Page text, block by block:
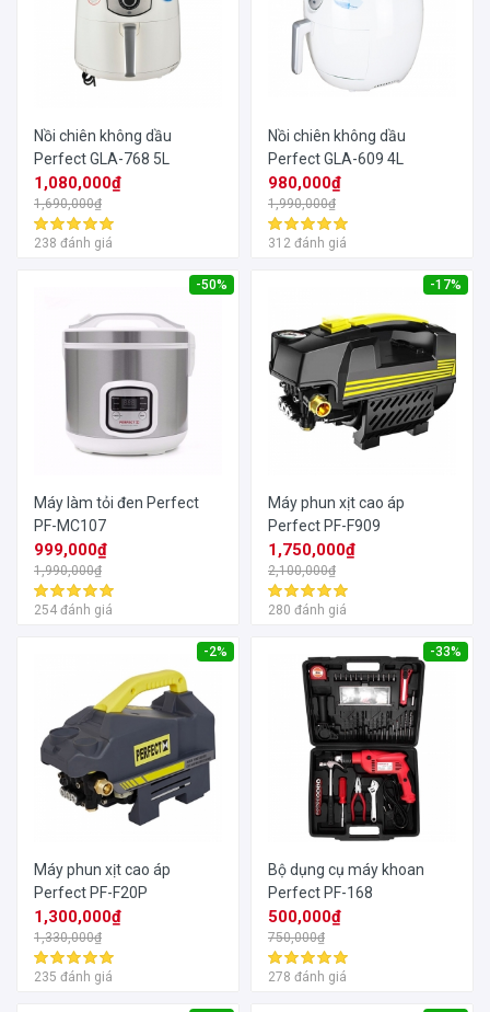
Nồi chiên không dầu
Perfect GLA-768 5L
1,080,000₫
1,690,000₫
238 đánh giá
Nồi chiên không dầu
Perfect GLA-609 4L
980,000₫
1,990,000₫
312 đánh giá
-50%
Máy làm tỏi đen Perfect
PF-MC107
999,000₫
1,990,000₫
254 đánh giá
-17%
Máy phun xịt cao áp
Perfect PF-F909
1,750,000₫
2,100,000₫
280 đánh giá
-2%
Máy phun xịt cao áp
Perfect PF-F20P
1,300,000₫
1,330,000₫
235 đánh giá
-33%
Bộ dụng cụ máy khoan
Perfect PF-168
500,000₫
750,000₫
278 đánh giá